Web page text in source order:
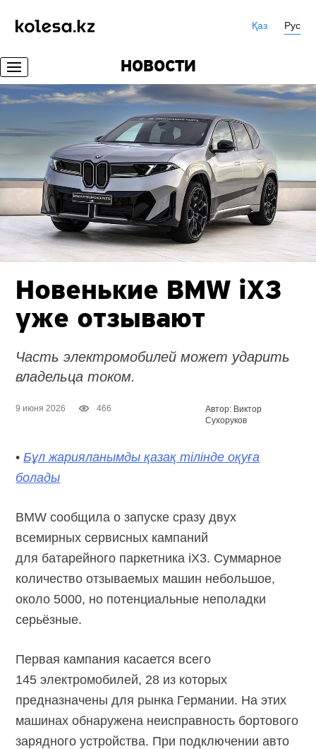
Қаз Рус
НОВОСТИ
Новенькие BMW iX3
уже отзывают
Часть электромобилей может ударить
владельца током.
9 июня 2026 466
Автор: Виктор
Сухоруков
•Бұл жарияланымды қазақ тілінде оқуға
болады
BMW сообщила о запуске сразу двух
всемирных сервисных кампаний
для батарейного паркетника iX3. Суммарное
количество отзываемых машин небольшое,
около 5000, но потенциальные неполадки
серьёзные.
Первая кампания касается всего
145 электромобилей, 28 из которых
предназначены для рынка Германии. На этих
машинах обнаружена неисправность бортового
зарядного устройства. При подключении авто